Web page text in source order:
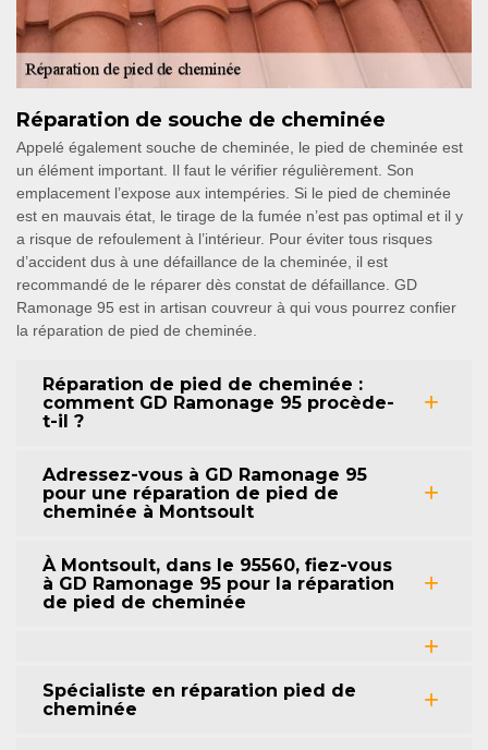
Réparation de souche de cheminée
Appelé également souche de cheminée, le pied de cheminée est
un élément important. Il faut le vérifier régulièrement. Son
emplacement l’expose aux intempéries. Si le pied de cheminée
est en mauvais état, le tirage de la fumée n’est pas optimal et il y
a risque de refoulement à l’intérieur. Pour éviter tous risques
d’accident dus à une défaillance de la cheminée, il est
recommandé de le réparer dès constat de défaillance. GD
Ramonage 95 est in artisan couvreur à qui vous pourrez confier
la réparation de pied de cheminée.
Réparation de pied de cheminée :
comment GD Ramonage 95 procède-
t-il ?
Adressez-vous à GD Ramonage 95
pour une réparation de pied de
cheminée à Montsoult
À Montsoult, dans le 95560, fiez-vous
à GD Ramonage 95 pour la réparation
de pied de cheminée
Spécialiste en réparation pied de
cheminée